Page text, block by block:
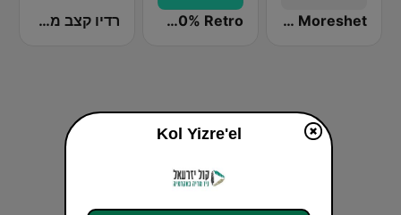
Kan Moreshet (כאן מורשת) Radius 100% Retro רדיו קצב מזרחית
Kol Yizre'el